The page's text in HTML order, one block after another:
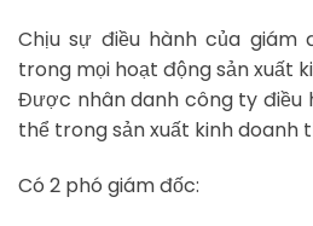
Chịu sự điều hành của giám
trong mọi hoạt động sản xuất
Được nhân danh công ty điều
thể trong sản xuất kinh doanh
Có 2 phó giám đốc: